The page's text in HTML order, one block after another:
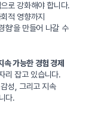
로 강화해야 합니다.
적 영향까지
험’을 만들어 나갈 수
속 가능한 경험 경제
리 잡고 있습니다.
성, 그리고 지속
다.